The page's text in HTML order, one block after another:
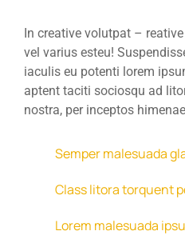
In creative volutpat –
vel varius esteu!
iaculis eu potenti lorem
aptent taciti sociosqu ad
nostra, per inceptos
Semper malesuada
Class litora torquent
Lorem malesuada